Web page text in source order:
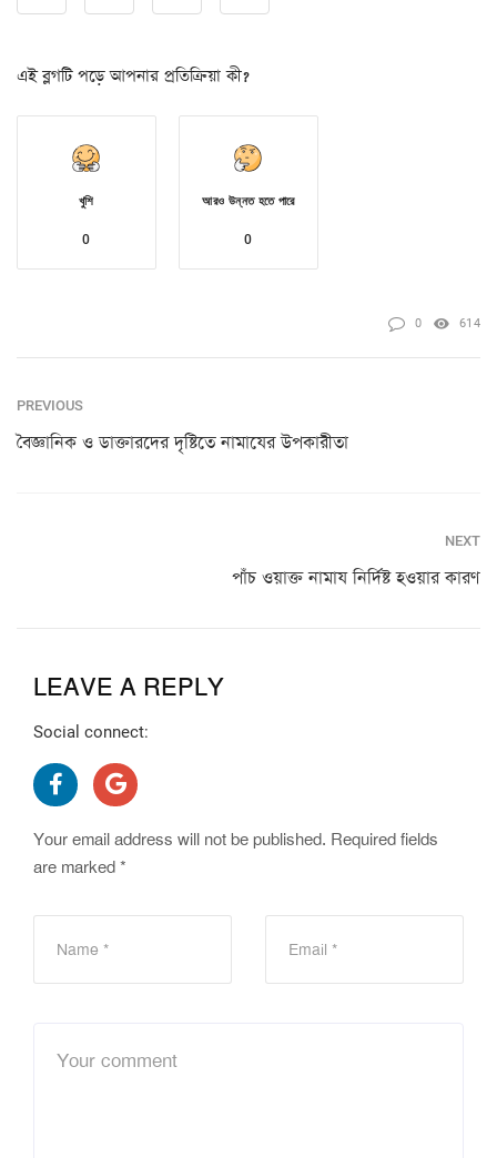
এই ব্লগটি পড়ে আপনার প্রতিক্রিয়া কী?
খুশি
0
আরও উন্নত হতে পারে
0
0 614
PREVIOUS
বৈজ্ঞানিক ও ডাক্তারদের দৃষ্টিতে নামাযের উপকারীতা
NEXT
পাঁচ ওয়াক্ত নামায নির্দিষ্ট হওয়ার কারণ
LEAVE A REPLY
Social connect:
Your email address will not be published. Required fields
are marked *